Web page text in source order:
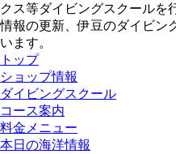
クス等ダイビングスクールを
情報の更新、伊豆のダイビン
います。
トップ
ショップ情報
ダイビングスクール
コース案内
料金メニュー
本日の海洋情報